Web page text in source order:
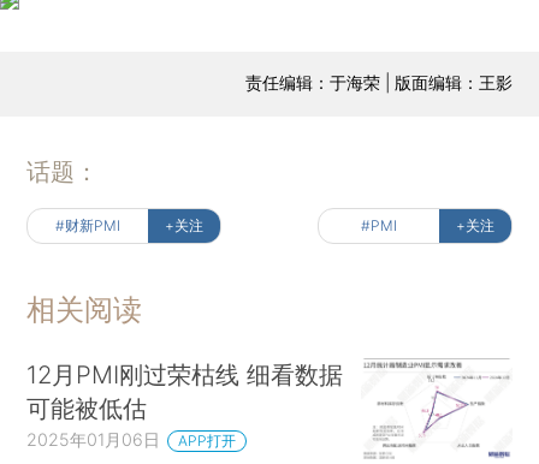
责任编辑：于海荣 | 版面编辑：王影
话题：
#财新PMI +关注 #PMI +关注
相关阅读
12月PMI刚过荣枯线 细看数据
可能被低估
2025年01月06日 APP打开